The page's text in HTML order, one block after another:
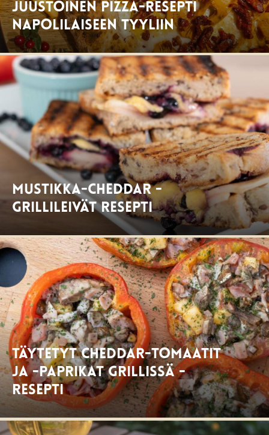
Juustoinen pizza-resepti
Napolilaiseen tyyliin
Mustikka-Cheddar -
grillileivät resepti
Täytetyt cheddar-tomaatit
ja -paprikat grillissä -
resepti